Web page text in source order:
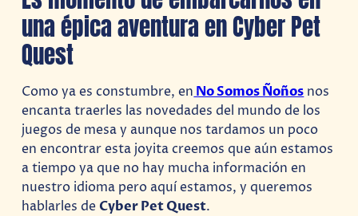
una épica aventura en Cyber Pet
Quest
Como ya es constumbre, en No Somos Ñoños nos
encanta traerles las novedades del mundo de los
juegos de mesa y aunque nos tardamos un poco
en encontrar esta joyita creemos que aún estamos
a tiempo ya que no hay mucha información en
nuestro idioma pero aquí estamos, y queremos
hablarles de Cyber Pet Quest.